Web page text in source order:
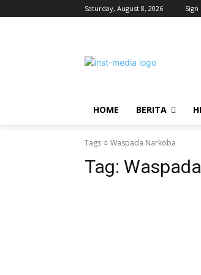
Saturday, August 8, 2026 Sign
HOME BERITA
Tags Waspada Narkoba
Tag: